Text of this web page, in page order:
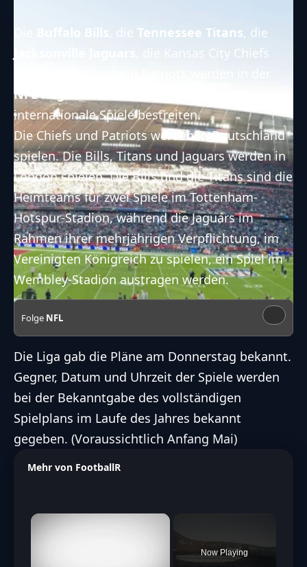
Buffalo Bills, die Tennessee Titans, die
, die Kansas City Chiefs
NFL Regular Season 2023
internationale Spiele bestreiten.
Die Chiefs und Patriots werden in Deutschland
spielen. Die Bills, Titans und Jaguars werden in
London spielen. Die Bills und die Titans sind die
Heimteams für zwei Spiele im Tottenham-
Hotspur-Stadion, während die Jaguars im
Rahmen ihrer mehrjährigen Verpflichtung, im
Vereinigten Königreich zu spielen, ein Spiel im
Wembley-Stadion austragen werden.
Folge NFL
Die Liga gab die Pläne am Donnerstag bekannt.
Gegner, Datum und Uhrzeit der Spiele werden
bei der Bekanntgabe des vollständigen
Spielplans im Laufe des Jahres bekannt
gegeben. (Voraussichtlich Anfang Mai)
Mehr von FootballR
×
Now Playing